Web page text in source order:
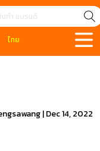
ไทย
|Dec 14, 2022